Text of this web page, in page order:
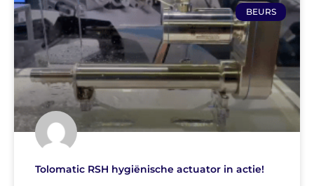
BEURS
Tolomatic RSH hygiënische actuator in actie!